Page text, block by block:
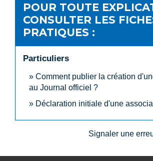
POUR TOUTE
CONSULTER LES
PRATIQUES :
Particuliers
Comment publier la création
au Journal officiel ?
Déclaration initiale d'une
Signaler une